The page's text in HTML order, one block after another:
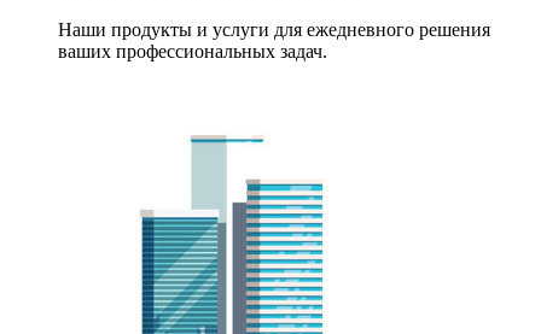
Наши продукты и услуги для ежедневного решения
ваших профессиональных задач.